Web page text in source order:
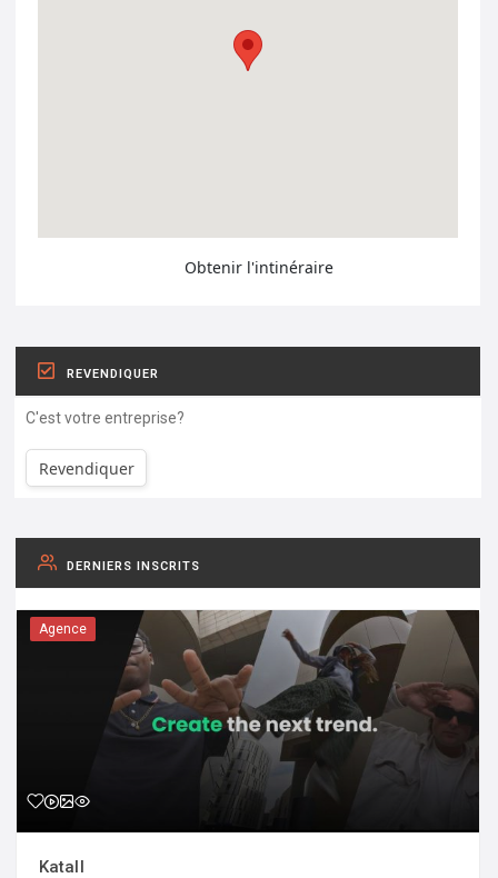
Obtenir l'intinéraire
REVENDIQUER
C'est votre entreprise?
Revendiquer
DERNIERS INSCRITS
Agence
Katall